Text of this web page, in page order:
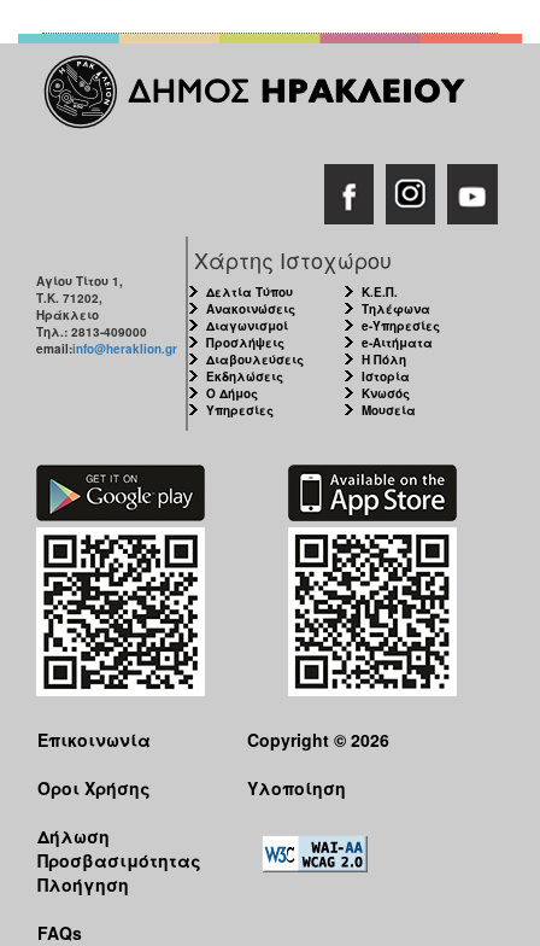
Αγίου Τίτου 1,
Τ.Κ. 71202,
Ηράκλειο
Τηλ.: 2813-409000
email:info@heraklion.gr
Χάρτης Ιστοχώρου
Δελτία Τύπου
Ανακοινώσεις
Διαγωνισμοί
Προσλήψεις
Διαβουλεύσεις
Εκδηλώσεις
Ο Δήμος
Υπηρεσίες
Κ.Ε.Π.
Τηλέφωνα
e-Υπηρεσίες
e-Αιτήματα
Η Πόλη
Ιστορία
Κνωσός
Μουσεία
Επικοινωνία
Όροι Χρήσης
Δήλωση
Προσβασιμότητας
Πλοήγηση
FAQs
Copyright © 2026
Υλοποίηση